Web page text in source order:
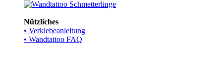
Nützliches
• Verklebeanleitung
• Wandtattoo FAQ